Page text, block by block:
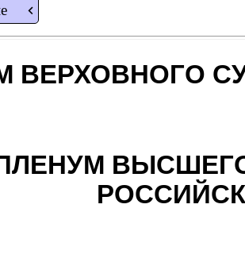
ВЕРХОВНОГО